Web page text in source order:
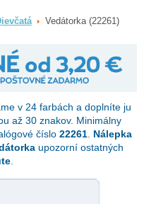
Vedátorka (22261)
v 24 farbách a doplníte ju
až 30 znakov. Minimálny
číslo 22261 Nálepka
upozorní ostatných